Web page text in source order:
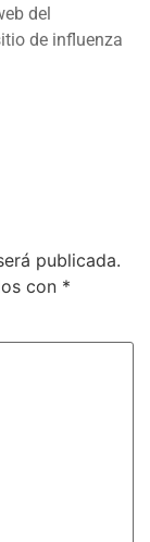
del
de influenza
publicada.
con *